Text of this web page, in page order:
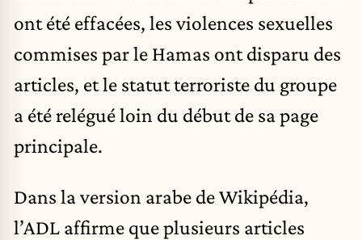
ont été effacées, les violences sexuelles
commises par le Hamas ont disparu des
articles, et le statut terroriste du groupe
a été relégué loin du début de sa page
principale.
Dans la version arabe de Wikipédia,
l’ADL affirme que plusieurs articles